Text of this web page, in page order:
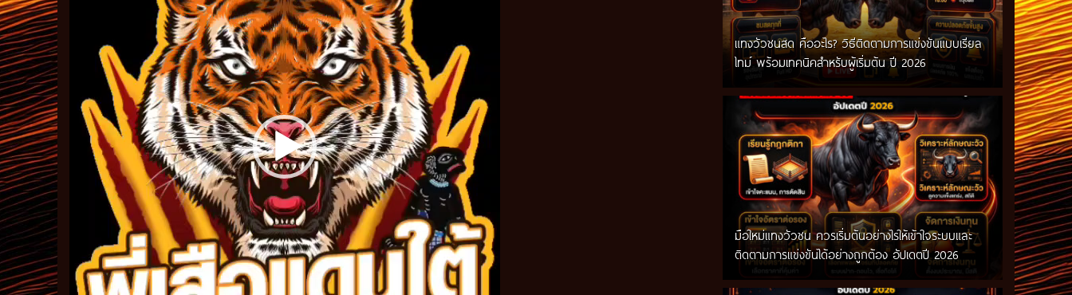
แทงวัวชนสด คืออะไร? วิธีติดตามการแข่งขันแบบเรียล
ไทม์ พร้อมเทคนิคสำหรับผู้เริ่มต้น ปี 2026
มือใหม่แทงวัวชน ควรเริ่มต้นอย่างไรให้เข้าใจระบบและ
ติดตามการแข่งขันได้อย่างถูกต้อง อัปเดตปี 2026